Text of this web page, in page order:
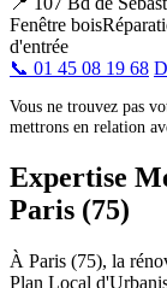
Fenêtre bois
d'entrée
📞 01 45 08 19 68
Vous ne trouvez pas
mettrons en relation
Expertise
Paris (75)
À Paris (75), la
Plan Local